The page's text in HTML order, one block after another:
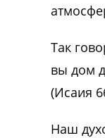
Так
вы дом
(Исаия
Наш